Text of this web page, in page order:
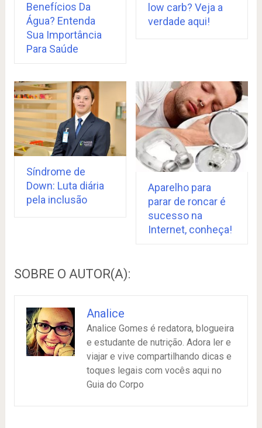
Benefícios Da
Água? Entenda
Sua Importância
Para Saúde
low carb? Veja a
verdade aqui!
Síndrome de
Down: Luta diária
pela inclusão
Aparelho para
parar de roncar é
sucesso na
Internet, conheça!
SOBRE O AUTOR(A):
Analice
Analice Gomes é redatora, blogueira
e estudante de nutrição. Adora ler e
viajar e vive compartilhando dicas e
toques legais com vocês aqui no
Guia do Corpo